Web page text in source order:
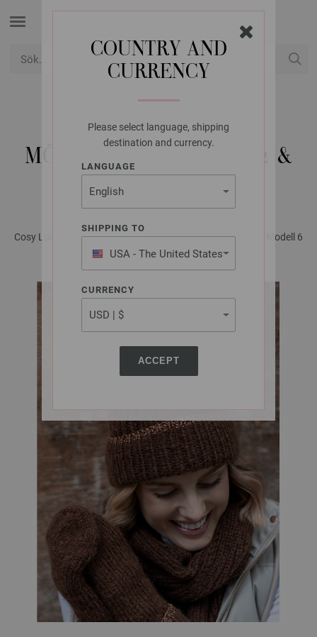
COUNTRY AND
CURRENCY
Please select language, shipping
destination and currency.
LANGUAGE
SHIPPING TO
USA - The United States
of America
CURRENCY
ACCEPT
FILATI STUDIO
MÖSSA BRIGITTE NO. 2 &
BRILLINO
Cosy Looks No. 2 - Magasin (DE) + Strikkeopskrifter (SE) | Modell 6